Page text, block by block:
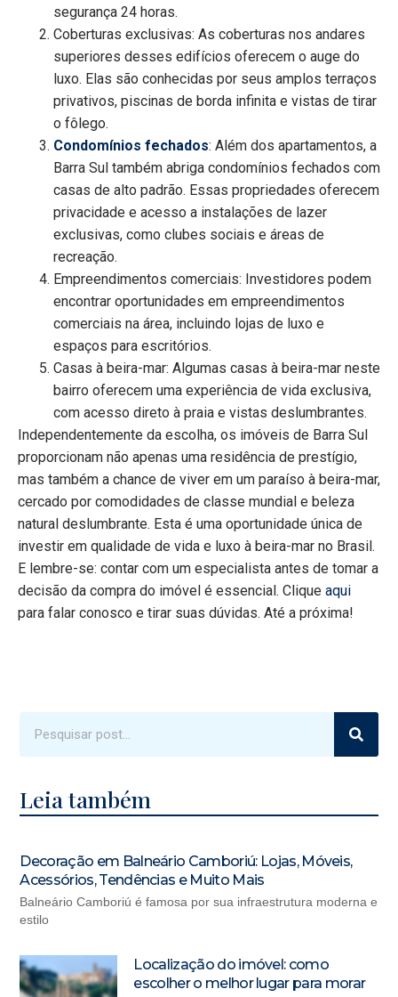
segurança 24 horas.
Coberturas exclusivas: As coberturas nos andares
superiores desses edifícios oferecem o auge do
luxo. Elas são conhecidas por seus amplos terraços
privativos, piscinas de borda infinita e vistas de tirar
o fôlego.
Condomínios fechados: Além dos apartamentos, a
Barra Sul também abriga condomínios fechados com
casas de alto padrão. Essas propriedades oferecem
privacidade e acesso a instalações de lazer
exclusivas, como clubes sociais e áreas de
recreação.
Empreendimentos comerciais: Investidores podem
encontrar oportunidades em empreendimentos
comerciais na área, incluindo lojas de luxo e
espaços para escritórios.
Casas à beira-mar: Algumas casas à beira-mar neste
bairro oferecem uma experiência de vida exclusiva,
com acesso direto à praia e vistas deslumbrantes.
Independentemente da escolha, os imóveis de Barra Sul
proporcionam não apenas uma residência de prestígio,
mas também a chance de viver em um paraíso à beira-mar,
cercado por comodidades de classe mundial e beleza
natural deslumbrante. Esta é uma oportunidade única de
investir em qualidade de vida e luxo à beira-mar no Brasil.
E lembre-se: contar com um especialista antes de tomar a
decisão da compra do imóvel é essencial. Clique aqui
para falar conosco e tirar suas dúvidas. Até a próxima!
Leia também
Decoração em Balneário Camboriú: Lojas, Móveis,
Acessórios, Tendências e Muito Mais
Balneário Camboriú é famosa por sua infraestrutura moderna e
estilo
Localização do imóvel: como
escolher o melhor lugar para morar